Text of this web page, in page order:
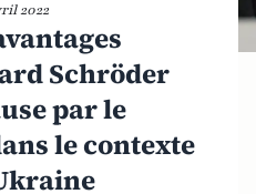
2022
Schröder
par le
le contexte